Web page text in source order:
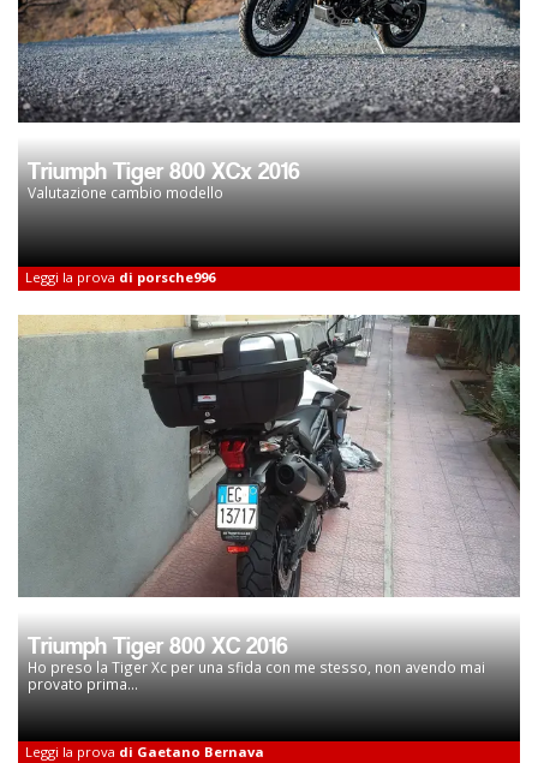
Triumph Tiger 800 XCx 2016
Valutazione cambio modello
Leggi la prova di porsche996
Triumph Tiger 800 XC 2016
Ho preso la Tiger Xc per una sfida con me stesso, non avendo mai
provato prima...
Leggi la prova di Gaetano Bernava